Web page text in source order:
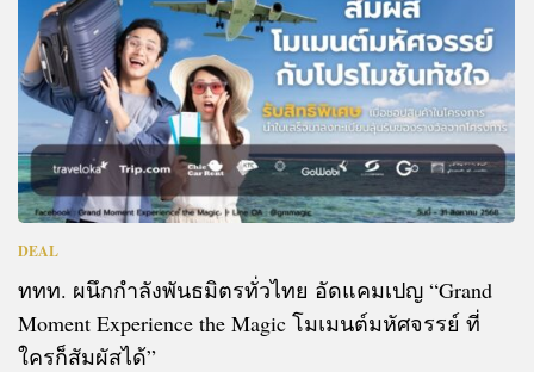
DEAL
ททท. ผนึกกำลังพันธมิตรทั่วไทย อัดแคมเปญ “Grand
Moment Experience the Magic โมเมนต์มหัศจรรย์ ที่
ใครก็สัมผัสได้”